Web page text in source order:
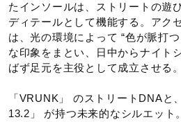
2026年春夏
たインソールは、ストリートの遊
ディテールとして機能する。アク
は、光の環境によって “色が脈打
な印象をまとい、日中からナイト
ばず足元を主役として成立させる。
「VRUNK」 のストリートDNAと
13.2」 が持つ未来的なシルエット